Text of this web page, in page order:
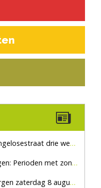
dicht voor doorgaand verkeer
met zon en droog
marktplein Haaksbergen